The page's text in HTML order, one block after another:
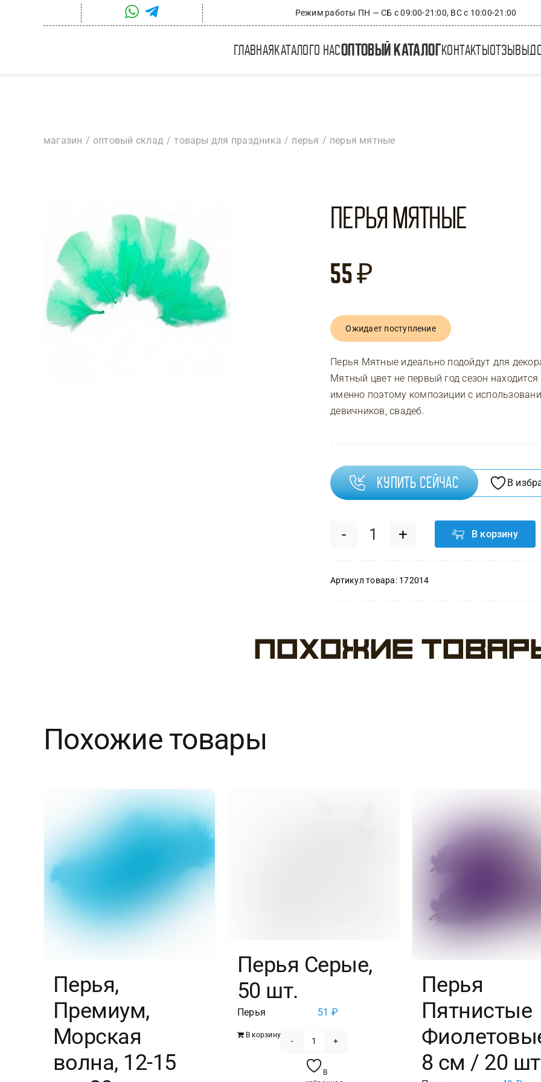
Режим работы ПН — СБ с 09:00-21:00, ВС с 10:00-21:00
главная каталого насоптовый каталогконтакты отзывы
магазин оптовый склад товары для праздника перья перья мятные
Перья Мятные
55₽
Ожидает поступление
Перья Мятные идеально подойдут для
Мятный цвет не первый год сезон
именно поэтому композиции с
девичников, свадеб.
Купить сейчас В
Количество
товара
В корзину
Артикул товара: 172014
Похожие
Похожие товары
Перья,
Премиум,
Морская
волна, 12-15
Перья Серые,
50 шт.
Перья 51 ₽
В корзину
товара
В
Перья
Пятнистые
8 см / 20